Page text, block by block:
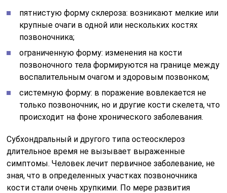
пятнистую форму склероза: возникают мелкие или
крупные очаги в одной или нескольких костях
позвоночника;
ограниченную форму: изменения на кости
позвоночного тела формируются на границе между
воспалительным очагом и здоровым позвонком;
системную форму: в поражение вовлекается не
только позвоночник, но и другие кости скелета, что
происходит на фоне хронического заболевания.
Субхондральный и другого типа остеосклероз
длительное время не вызывает выраженные
симптомы. Человек лечит первичное заболевание, не
зная, что в определенных участках позвоночника
кости стали очень хрупкими. По мере развития